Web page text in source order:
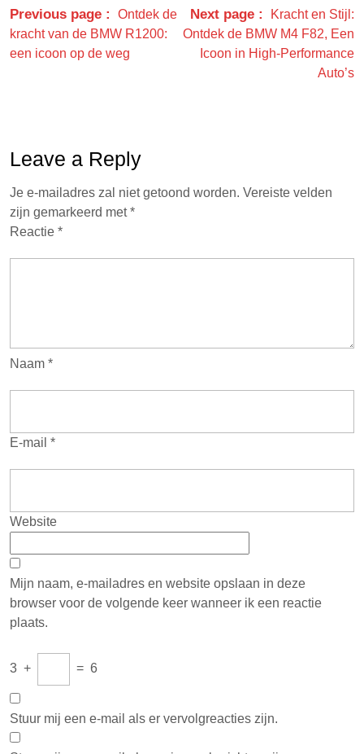
Previous page
Ontdek de
kracht van de BMW R1200:
een icoon op de weg
Next page
Kracht en Stijl:
Ontdek de BMW M4 F82, Een
Icoon in High-Performance
Auto’s
Leave a Reply
Je e-mailadres zal niet getoond worden. Vereiste velden
zijn gemarkeerd met*
Reactie *
Naam *
E-mail *
Website
Mijn naam, e-mailadres en website opslaan in deze
browser voor de volgende keer wanneer ik een reactie
plaats.
3 + = 6
Stuur mij een e-mail als er vervolgreacties zijn.